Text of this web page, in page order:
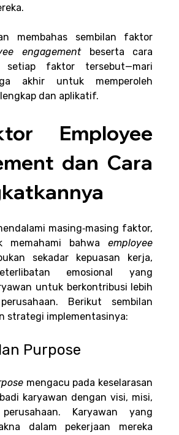
membahas sembilan faktor
engagement beserta cara
setiap faktor tersebut—mari
akhir untuk memperoleh
dan aplikatif.
Employee
dan Cara
masing‑masing faktor,
memahami bahwa employee
sekadar kepuasan kerja,
emosional yang
untuk berkontribusi lebih
Berikut sembilan
strategi implementasinya:
Purpose
mengacu pada keselarasan
karyawan dengan visi, misi,
Karyawan yang
dalam pekerjaan mereka